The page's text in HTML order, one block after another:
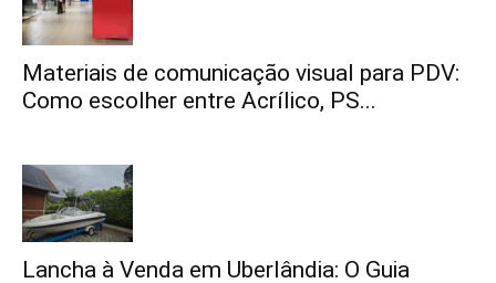
Materiais de comunicação visual para PDV:
Como escolher entre Acrílico, PS...
Lancha à Venda em Uberlândia: O Guia